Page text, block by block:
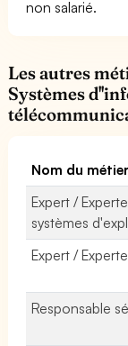
non salarié.
Les autres
Systèmes
Nom du métier
Expert /
systèmes
Expert /
Responsable